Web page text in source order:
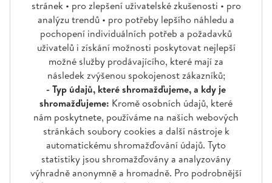
stránek • pro zlepšení uživatelské zkušenosti • pro
analýzu trendů • pro potřeby lepšího náhledu a
pochopení individuálních potřeb a požadavků
uživatelů i získání možnosti poskytovat nejlepší
možné služby prodávajícího, které mají za
následek zvýšenou spokojenost zákazníků;
- Typ údajů, které shromažďujeme, a kdy je
shromažďujeme: Kromě osobních údajů, které
nám poskytnete, používáme na našich webových
stránkách soubory cookies a další nástroje k
automatickému shromažďování údajů. Tyto
statistiky jsou shromažďovány a analyzovány
výhradně anonymně a hromadně. Pro podrobnější